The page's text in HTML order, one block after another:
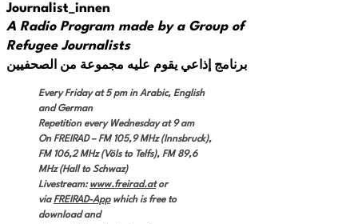
Journalist_innen
A Radio Program made by a Group of
Refugee Journalists
برنامج إذاعي يقوم عليه مجموعة من الصحفيين
Every Friday at 5 pm in Arabic, English
and German
Repetition every Wednesday at 9 am
On FREIRAD –FM 105,9 MHz (Innsbruck),
FM 106,2 MHz (Völs to Telfs), FM 89,6
MHz (Hall to Schwaz)
Livestream:www.freirad.ator
viaFREIRAD-Appwhich is free to
downloadand